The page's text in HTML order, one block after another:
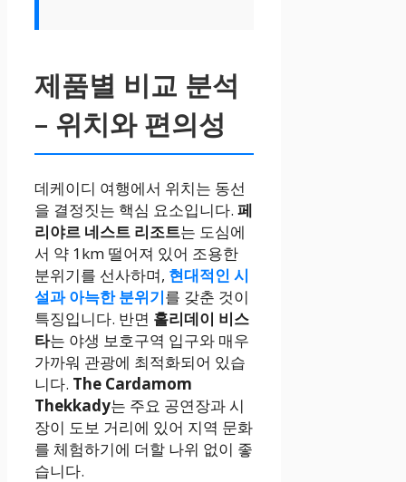
제품별 비교 분석
– 위치와 편의성
데케이디 여행에서 위치는 동선
을 결정짓는 핵심 요소입니다. 페
리야르 네스트 리조트는 도심에
서 약 1km 떨어져 있어 조용한
분위기를 선사하며, 현대적인 시
설과 아늑한 분위기를 갖춘 것이
특징입니다. 반면 홀리데이 비스
타는 야생 보호구역 입구와 매우
가까워 관광에 최적화되어 있습
니다. The Cardamom
Thekkady는 주요 공연장과 시
장이 도보 거리에 있어 지역 문화
를 체험하기에 더할 나위 없이 좋
습니다.